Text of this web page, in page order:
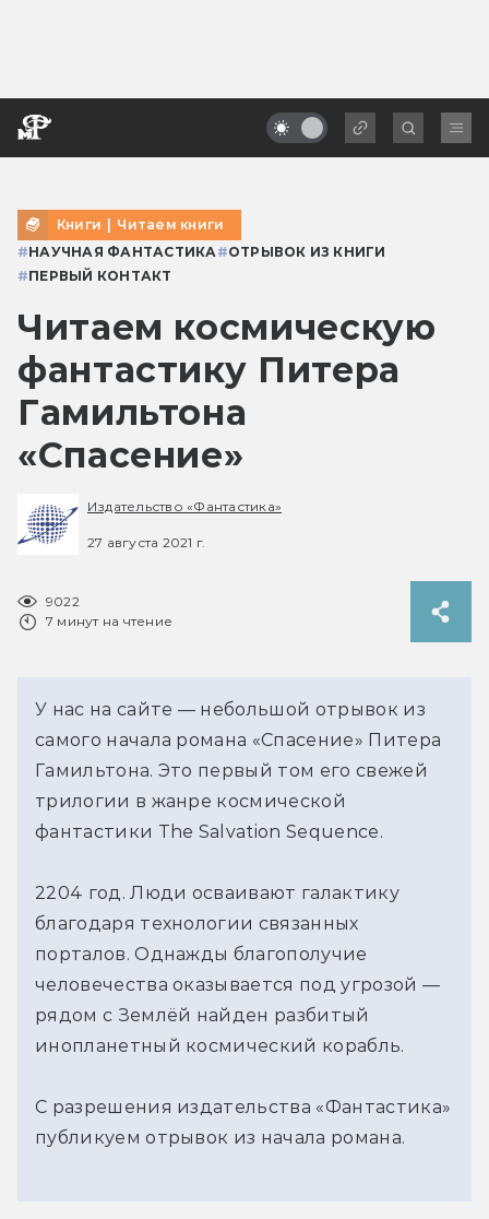
Книги | Читаем книги
#НАУЧНАЯ ФАНТАСТИКА #ОТРЫВОК ИЗ КНИГИ
#ПЕРВЫЙ КОНТАКТ
Читаем космическую
фантастику Питера
Гамильтона
«Спасение»
Издательство «Фантастика»
27 августа 2021 г.
9022
7 минут на чтение
У нас на сайте — небольшой отрывок из
самого начала романа «Спасение» Питера
Гамильтона. Это первый том его свежей
трилогии в жанре космической
фантастики The Salvation Sequence.
2204 год. Люди осваивают галактику
благодаря технологии связанных
порталов. Однажды благополучие
человечества оказывается под угрозой —
рядом с Землёй найден разбитый
инопланетный космический корабль.
С разрешения издательства «Фантастика»
публикуем отрывок из начала романа.